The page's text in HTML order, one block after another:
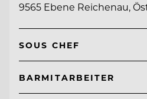
9565 Ebene Reichenau,
SOUS CHEF
BARMITARBEITER